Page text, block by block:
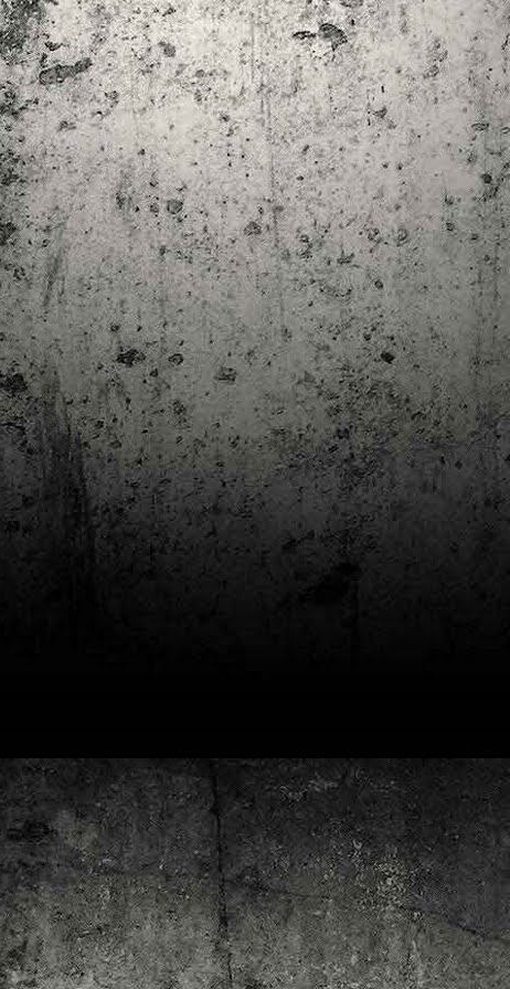
trimestre del club de lectura de còmics de la Biblioteca Pública de
Tarragona. I aquest és el menú ofert per als mesos d'abril, maig i juny. Com ja és
habitual, el club se segueix en modalitat virtual amb l'aplicació Tellfy i les
trobades mensuals són per videoconferència.
MAR
13
Descobrint els orígens de la revista Spirou
Ja tinc a les mans el resultat d'una feina que m'ha portat a capbussar-me
els darrers temps en la història del còmic europeu i dels seus grans
autors i personatges!
Segur que coneixeu en Lucky Luke, els Barrufets, en Marsupilami o en Spirou,
però sabíeu que van néixer en una revista? Le Journal de Spirou, publicada per
primera vegada el 21 d’abril de 1938, és una de les grans icones de l’escola de
còmic franco-belga.
24
El compromís de Joan Junceda: ‘Somnis entre la boira’ de
Lluís Recasens i Àngel Marí
Nascut a Barcelona l’any 1881 i mort a Blanes el 1948, Joan Junceda és
un dels noms més destacats entre els dibuixants, il·lustradors i caricaturistes
catalans d’aquesta època. Tot i començar sense cap tipus de formació, ben
aviat s’integrà dins la redacció del setmanari Cu-Cut!, participant activament en
Abans de tancar el 2024, arriba l'hora de presentar les lectures del
primer trimestre del 2025 del club de lectura de còmics de la Biblioteca
Pública de Tarragona, gratuït i virtual. El menú, ben variat: un personatge
clàssic, l'adaptació d'una novel·la molt coneguda (i llegida) i una novetat molt
impactant. Aquí en teniu els detalls!
Gener
Corto Maltés.
OCT